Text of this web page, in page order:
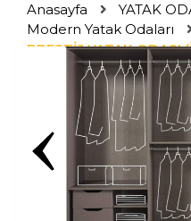
E-
Şifre
Anasayfa
YATAK
Modern Yatak Odaları
PRESTİJ YATAK ODASI